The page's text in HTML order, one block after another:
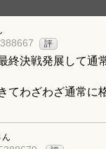
評
終決戦発展して通
てわざわざ通常に
ん